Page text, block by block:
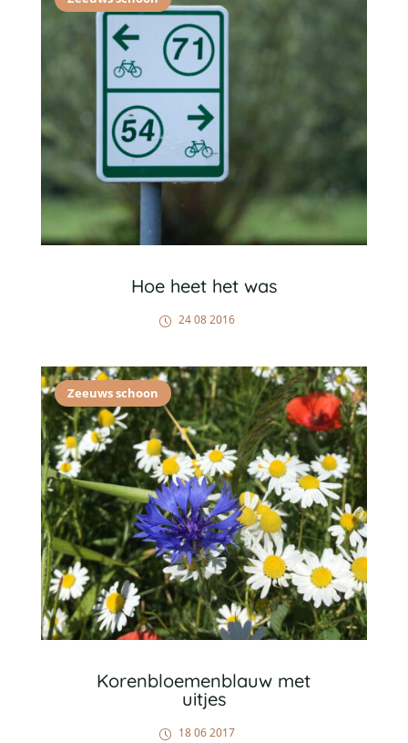
Hoe heet het was
24 08 2016
Zeeuws schoon
Korenbloemenblauw met
uitjes
18 06 2017